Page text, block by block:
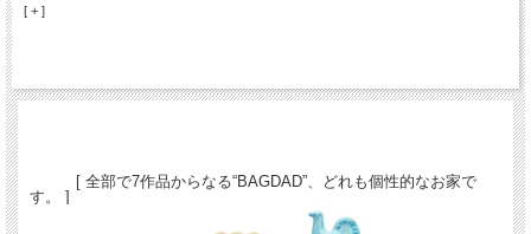
[ + ]
[ 全部で7作品からなる“BAGDAD”、どれも個性的なお家で
す。 ]